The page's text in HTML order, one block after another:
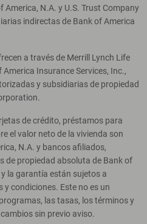
N.A. y U.S. Trust Company
indirectas de Bank of America
a través de Merrill Lynch Life
Insurance Services, Inc.,
y subsidiarias de propiedad
de crédito, préstamos para
el valor neto de la vivienda son
N.A. y bancos afiliados,
de propiedad absoluta de Bank of
la garantía están sujetos a
condiciones. Este no es un
las tasas, los términos y
sin previo aviso.